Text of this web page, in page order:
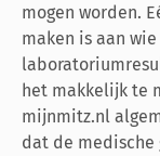
mogen worden.
maken is aan
het makkelijk te
mijnmitz.nl
dat de medische